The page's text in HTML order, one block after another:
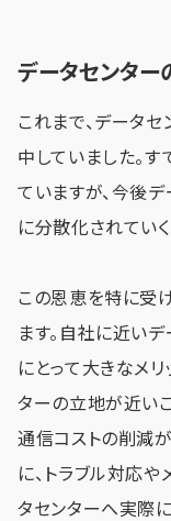
データセンタ
これまで、データ
中していました。
ていますが、今後
に分散化されてい
この恩恵を特に受
ます。自社に近い
にとって大きなメリ
ターの立地が近い
通信コストの削減
に、トラブル対応
タセンターへ実際